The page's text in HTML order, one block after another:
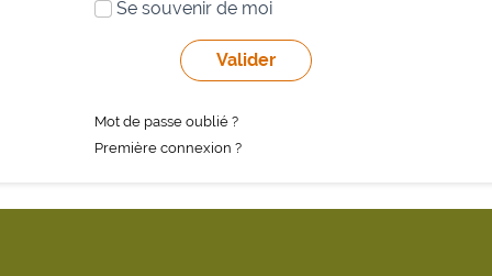
Se souvenir de moi
Mot de passe oublié ?
Première connexion ?